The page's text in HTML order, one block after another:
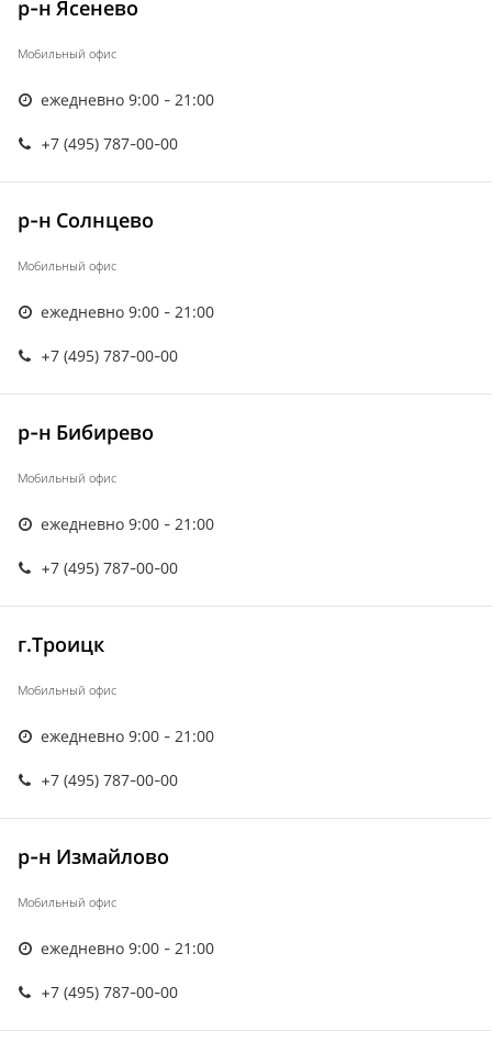
р-н Ясенево
Мобильный офис
ежедневно 9:00 - 21:00
+7 (495) 787-00-00
р-н Солнцево
Мобильный офис
ежедневно 9:00 - 21:00
+7 (495) 787-00-00
р-н Бибирево
Мобильный офис
ежедневно 9:00 - 21:00
+7 (495) 787-00-00
г.Троицк
Мобильный офис
ежедневно 9:00 - 21:00
+7 (495) 787-00-00
р-н Измайлово
Мобильный офис
ежедневно 9:00 - 21:00
+7 (495) 787-00-00